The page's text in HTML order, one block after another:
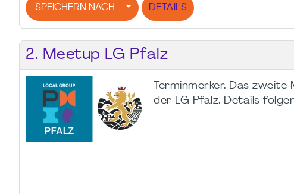
SPEICHERN NACH DETAILS
2. Meetup LG Pfalz
Terminmerker. Das zweite
der LG Pfalz. Details